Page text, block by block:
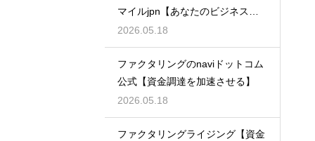
マイルjpn【あなたのビジネスを
支える】
2026.05.18
ファクタリングのnaviドットコム
公式【資金調達を加速させる】
2026.05.18
ファクタリングライジング【資金